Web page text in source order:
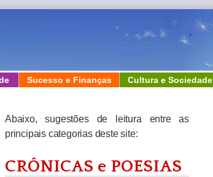
Sucesso e Finanças Cultura e Sociedade
Abaixo, sugestões de leitura entre as
principais categorias deste site:
CRÔNICAS e POESIAS